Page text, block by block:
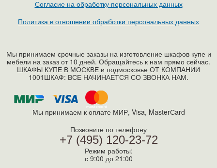
Согласие на обработку персональных данных
Политика в отношении обработки персональных данных
Мы принимаем срочные заказы на изготовление шкафов купе и
мебели на заказ от 10 дней. Обращайтесь к нам прямо сейчас.
ШКАФЫ КУПЕ В МОСКВЕ и подмосковье ОТ КОМПАНИИ
1001ШКАФ: ВСЕ НАЧИНАЕТСЯ СО ЗВОНКА НАМ.
Мы принимаем к оплате МИР, Visa, MasterСard
Позвоните по телефону
+7 (495) 120-23-72
Режим работы:
с 9:00 до 21:00